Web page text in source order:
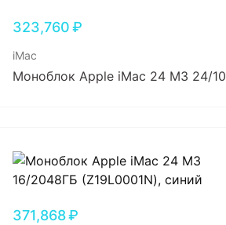
323,760₽
iMac
Моноблок Apple iMac 24 M3 24/
371,868₽